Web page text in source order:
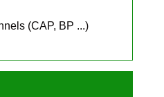
(CAP, BP ...)